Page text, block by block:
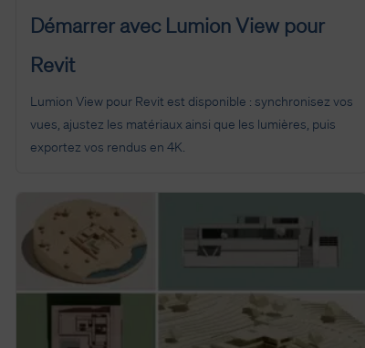
Démarrer avec Lumion View pour
Revit
Lumion View pour Revit est disponible : synchronisez vos
vues, ajustez les matériaux ainsi que les lumières, puis
exportez vos rendus en 4K.